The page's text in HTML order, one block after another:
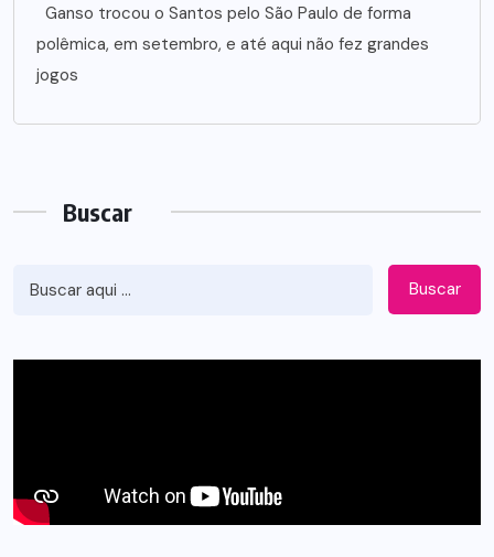
Ganso trocou o Santos pelo São Paulo de forma
polêmica, em setembro, e até aqui não fez grandes
jogos
Buscar
Buscar